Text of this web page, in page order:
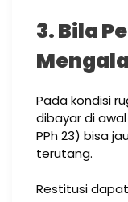
3. Bila
Pada kondisi
dibayar di
PPh 23) bisa
terutang.
Restitusi